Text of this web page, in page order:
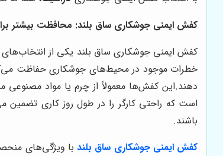
کفش ایمنی جوشکاری ساق بلند: محافظت بیشتر
کفش ایمنی جوشکاری ساق بلند یکی از انتخاب‌های
خطرات موجود در محیط‌های جوشکاری حفاظت
دهند.این کفش‌ها معمولاً از چرم یا مواد مصنوعی
است که راحتی کارگر را در طول روز کاری
باشند.
کفش ایمنی جوشکاری ساق بلند با ویژگی‌های